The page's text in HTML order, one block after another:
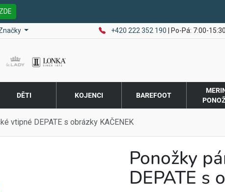
+420 222 352 190 | Po-Pá: 7:00-15:30
DĚTI KOJENCI BAREFOOT
vtipné DEPATE s obrázky KAČENEK
Ponožky
DEPATE s